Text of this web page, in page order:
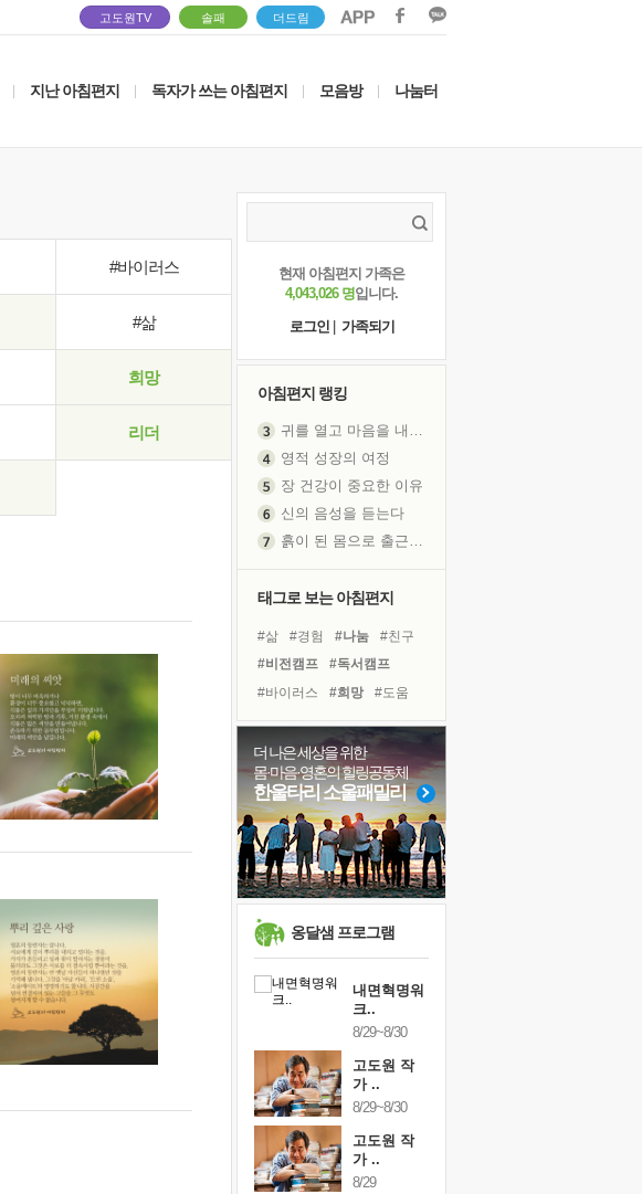
고도원TV 솔패 더드림
지난 아침편지 독자가 쓰는 아침편지 모음방 나눔터
#바이러스
#삶
희망
리더
현재 아침편지 가족은
4,043,026 명입니다.
로그인
가족되기
아침편지 랭킹
귀를 열고 마음을 내어주고
영적 성장의 여정
장 건강이 중요한 이유
신의 음성을 듣는다
흙이 된 몸으로 출근하는 여자
졸업식 사진을 보며
극심한 변비, 어깨결림, 수면 장애
아픈 아버지를 위한 공간 설계
슬럼프
보고 싶은 어머니
유년 시절의 부산 영도 바다
못된 꼰대들
희망이란
'모른다'는 것
태그로 보는 아침편지
#삶 #경험 #나눔
#친구
#비전캠프
#독서캠프
#바이러스
#희망
#도움
#계획
#명상
#면역력
#독서
#위기
#링컨학교
#사람
#힐링
#극복
#리더
#건강 #다짐
더 나은 세상을 위한
몸·마음·영혼의 힐링공동체
한울타리 소울패밀리
옹달샘 프로그램
건강명상법
10/9~10/10
내면혁명워
10/17~10/18
내면혁명워
크..
8/29~8/30
고도원 작
가 ..
8/29~8/30
고도원 작
가 ..
8/29